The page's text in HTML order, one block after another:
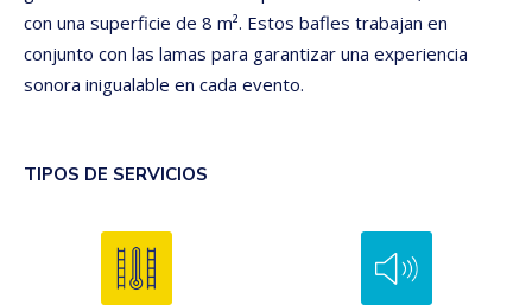
con una superficie de 8 m². Estos bafles trabajan en
conjunto con las lamas para garantizar una experiencia
sonora inigualable en cada evento.
TIPOS DE SERVICIOS